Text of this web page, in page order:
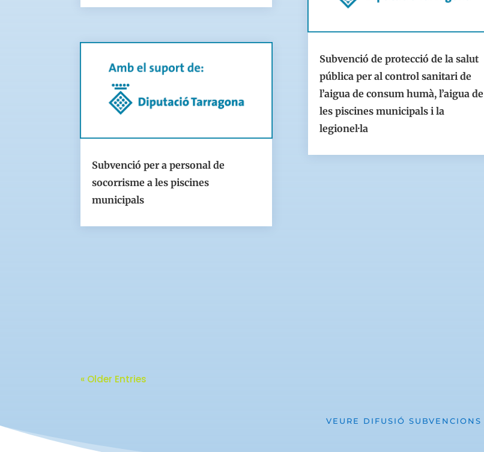
Subvenció per a personal de
socorrisme a les piscines
municipals
Subvenció de protecció de la salut
pública per al control sanitari de
l’aigua de consum humà, l’aigua de
les piscines municipals i la
legionel·la
« Older Entries
VEURE DIFUSIÓ SUBVENCIONS